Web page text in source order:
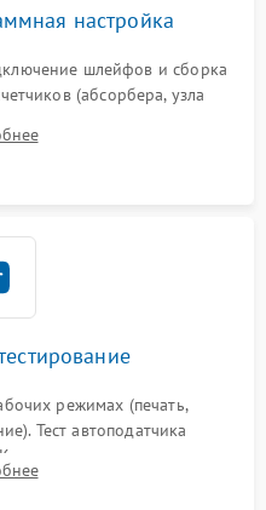
настройка
шлейфов и сборка
(абсорбера, узла
и программная
сканера.
режимах (печать,
Тест автоподатчика
качества отпечатка
и надежность запекания